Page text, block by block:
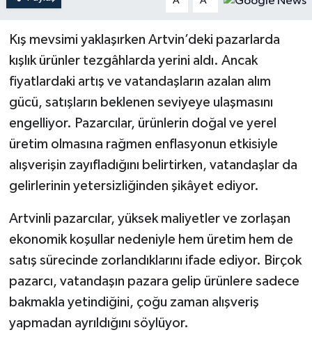
Kış mevsimi yaklaşırken Artvin’deki pazarlarda
kışlık ürünler tezgâhlarda yerini aldı. Ancak
fiyatlardaki artış ve vatandaşların azalan alım
gücü, satışların beklenen seviyeye ulaşmasını
engelliyor. Pazarcılar, ürünlerin doğal ve yerel
üretim olmasına rağmen enflasyonun etkisiyle
alışverişin zayıfladığını belirtirken, vatandaşlar da
gelirlerinin yetersizliğinden şikâyet ediyor.
Artvinli pazarcılar, yüksek maliyetler ve zorlaşan
ekonomik koşullar nedeniyle hem üretim hem de
satış sürecinde zorlandıklarını ifade ediyor. Birçok
pazarcı, vatandaşın pazara gelip ürünlere sadece
bakmakla yetindiğini, çoğu zaman alışveriş
yapmadan ayrıldığını söylüyor.